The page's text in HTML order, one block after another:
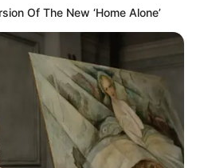
Of The New ‘Home Alone’